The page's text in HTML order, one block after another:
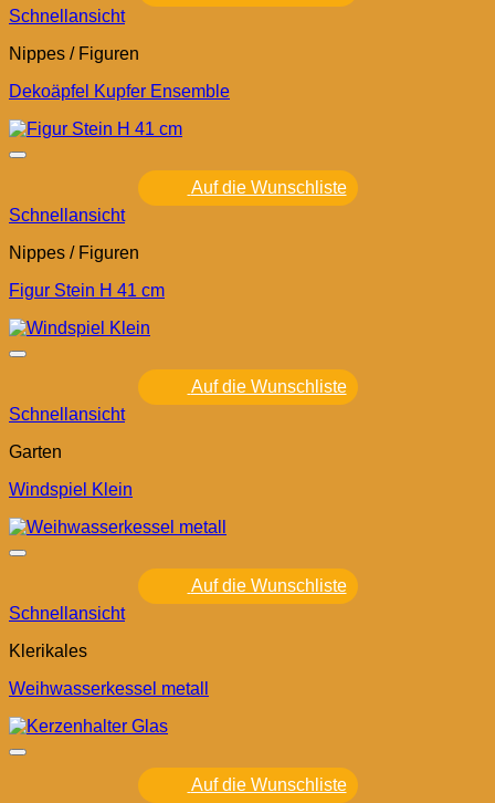
Schnellansicht
Nippes / Figuren
Dekoäpfel Kupfer Ensemble
Auf die Wunschliste
Schnellansicht
Nippes / Figuren
Figur Stein H 41 cm
Auf die Wunschliste
Schnellansicht
Garten
Windspiel Klein
Auf die Wunschliste
Schnellansicht
Klerikales
Weihwasserkessel metall
Auf die Wunschliste